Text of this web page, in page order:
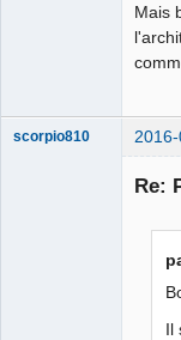
Mais
scorpio810
Re:
Il